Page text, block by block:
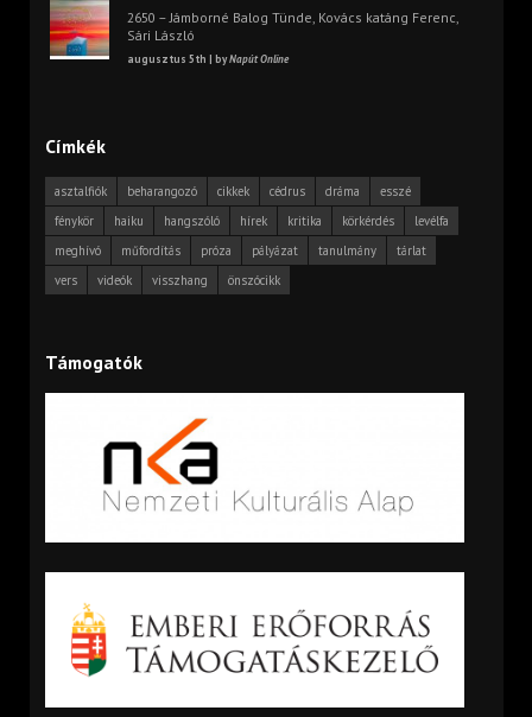
2650 – Jámborné Balog Tünde, Kovács katáng Ferenc,
Sári László
augusztus 5th | byNapút Online
Címkék
asztalfiók beharangozó cikkek cédrus dráma
esszé
fénykör
haiku hangszóló hírek kritika körkérdés
levélfa
meghívó
műfordítás próza pályázat tanulmány
tárlat
vers
videók visszhang önszócikk
Támogatók